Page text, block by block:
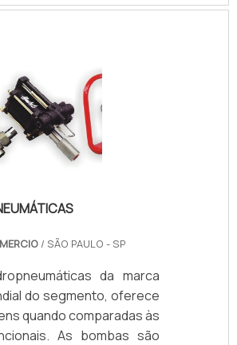
equipamentos para sub-
EM CONTAR COM O
principais aplicações são
equipamentos e
e ap.
/ SÃO PAULO - SP
da marca
do segmento, oferece
quando comparadas às
As bombas são